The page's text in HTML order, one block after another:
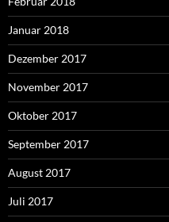
Januar 2018
Dezember 2017
November 2017
Oktober 2017
September 2017
August 2017
Juli 2017